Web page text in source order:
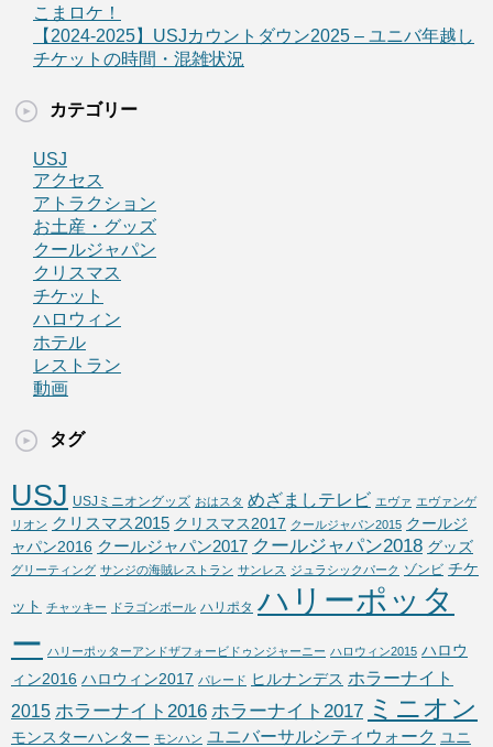
こまロケ！
【2024-2025】USJカウントダウン2025 – ユニバ年越し
チケットの時間・混雑状況
カテゴリー
USJ
アクセス
アトラクション
お土産・グッズ
クールジャパン
クリスマス
チケット
ハロウィン
ホテル
レストラン
動画
タグ
USJ USJミニオングッズ おはスタ めざましテレビ エヴァ エヴァンゲ
リオン クリスマス2015 クリスマス2017 クールジャパン2015 クールジ
ャパン2016 クールジャパン2017 クールジャパン2018 グッズ
グリーティング サンジの海賊レストラン サンレス ジュラシックパーク ゾンビ チケ
ット チャッキー ドラゴンボール ハリポタ ハリーポッタ
ー ハリーポッターアンドザフォービドゥンジャーニー ハロウィン2015 ハロウ
ィン2016 ハロウィン2017 パレード ヒルナンデス ホラーナイト
2015 ホラーナイト2016 ホラーナイト2017 ミニオン
モンスターハンター モンハン ユニバーサルシティウォーク ユニ